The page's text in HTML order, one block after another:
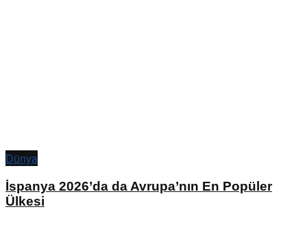
Dünya
İspanya 2026’da da Avrupa’nın En Popüler
Ülkesi